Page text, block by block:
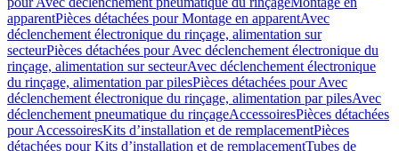
apparentPièces détachées pour Montage en apparentAvec
déclenchement électronique du rinçage, alimentation sur
secteurPièces détachées pour Avec déclenchement électronique du
rinçage, alimentation sur secteurAvec déclenchement électronique
du rinçage, alimentation par pilesPièces détachées pour Avec
déclenchement électronique du rinçage, alimentation par pilesAvec
déclenchement pneumatique du rinçageAccessoiresPièces détachées
pour AccessoiresKits d’installation et de remplacementPièces
détachées pour Kits d’installation et de remplacementTubes de